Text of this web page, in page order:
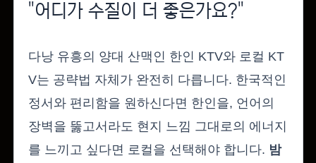
"어디가 수질이 더 좋은가요?"
다낭 유흥의 양대 산맥인 한인 KTV와 로컬 KT
V는 공략법 자체가 완전히 다릅니다. 한국적인
정서와 편리함을 원하신다면 한인을, 언어의
장벽을 뚫고서라도 현지 느낌 그대로의 에너지
를 느끼고 싶다면 로컬을 선택해야 합니다. 밤